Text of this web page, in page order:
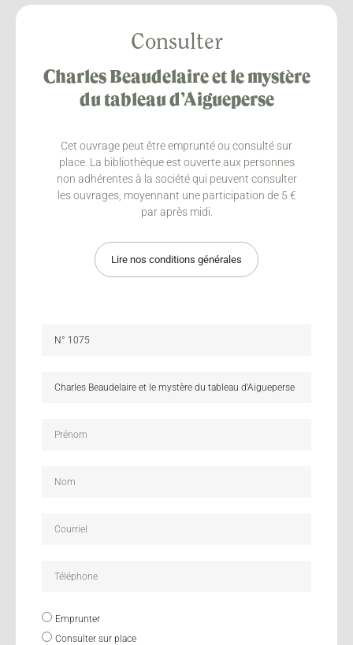
Consulter
Charles Beaudelaire et le mystère
du tableau d’Aigueperse
Cet ouvrage peut être emprunté ou consulté sur
place. La bibliothèque est ouverte aux personnes
non adhérentes à la société qui peuvent consulter
les ouvrages, moyennant une participation de 5 €
par après midi.
Lire nos conditions générales
Emprunter
Consulter sur place